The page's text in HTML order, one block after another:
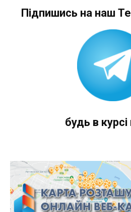
Підпишись на наш
будь в курсі